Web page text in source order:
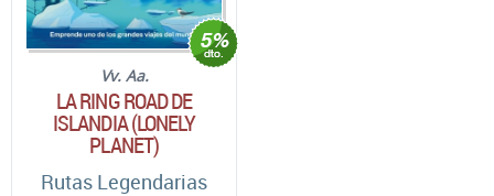
Vv. Aa.
LA RING ROAD DE
ISLANDIA (LONELY
PLANET)
Rutas Legendarias